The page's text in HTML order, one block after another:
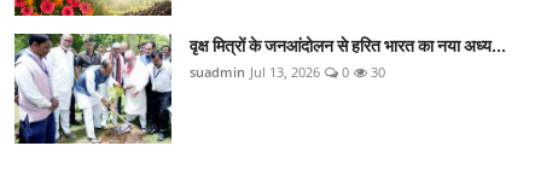
वृक्ष मित्रों के जनआंदोलन से हरित भारत का नया अध्य...
suadmin Jul 13, 2026 0 30